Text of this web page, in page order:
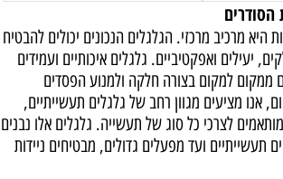
הסודרים
היא מרכיב מרכזי. הגלגלים הנכונים יכולים להבטיח
יעילים ואפקטיביים. גלגלים איכותיים ועמידים
ממקום למקום בצורה חלקה ולמנוע הפסדים
אנו מציעים מגוון רחב של גלגלים תעשייתיים,
לצרכי כל סוג של תעשייה. גלגלים אלו נבנים
תעשייתיים ועד מפעלים גדולים, מבטיחים ניידות